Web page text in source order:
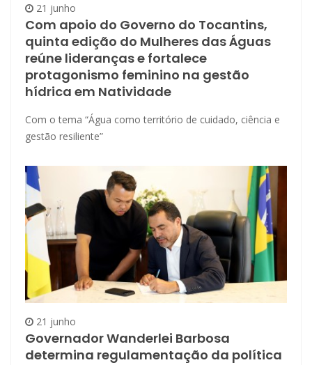
21 junho
Com apoio do Governo do Tocantins,
quinta edição do Mulheres das Águas
reúne lideranças e fortalece
protagonismo feminino na gestão
hídrica em Natividade
Com o tema “Água como território de cuidado, ciência e
gestão resiliente”
21 junho
Governador Wanderlei Barbosa
determina regulamentação da política